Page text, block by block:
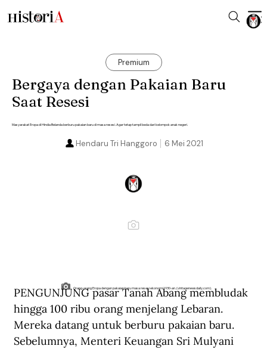
Premium
Bergaya dengan Pakaian Baru
Saat Resesi
Masyarakat Eropa di Hindia Belanda berburu pakaian baru di masa resesi. Agar tetap tampil beda dari kelompok anak negeri.
6 Mei 2021
Hendaru Tri Hanggoro
Orang-orang Eropa dengan pakaian baru masa resesi ekonomi 1930-an. (vintagenewsdaily.com).
PENGUNJUNG pasar Tanah Abang membludak
hingga 100 ribu orang menjelang Lebaran.
Mereka datang untuk berburu pakaian baru.
Sebelumnya, Menteri Keuangan Sri Mulyani